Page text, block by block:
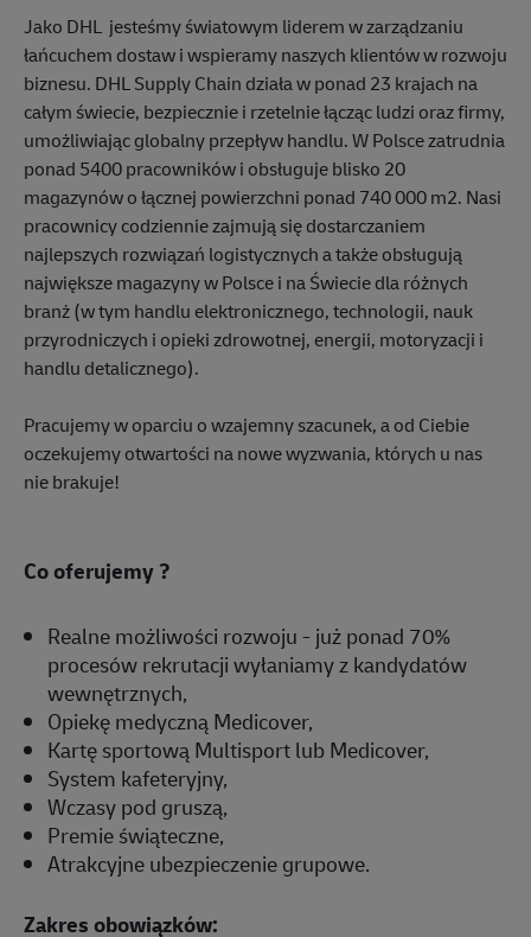
Jako DHL jesteśmy światowym liderem w zarządzaniu
łańcuchem dostaw i wspieramy naszych klientów w rozwoju
biznesu. DHL Supply Chain działa w ponad 23 krajach na
całym świecie, bezpiecznie i rzetelnie łącząc ludzi oraz firmy,
umożliwiając globalny przepływ handlu. W Polsce zatrudnia
ponad 5400 pracowników i obsługuje blisko 20
magazynów o łącznej powierzchni ponad 740 000 m2. Nasi
pracownicy codziennie zajmują się dostarczaniem
najlepszych rozwiązań logistycznych a także obsługują
największe magazyny w Polsce i na Świecie dla różnych
branż (w tym handlu elektronicznego, technologii, nauk
przyrodniczych i opieki zdrowotnej, energii, motoryzacji i
handlu detalicznego).
Pracujemy w oparciu o wzajemny szacunek, a od Ciebie
oczekujemy otwartości na nowe wyzwania, których u nas
nie brakuje!
Co oferujemy ?
Realne możliwości rozwoju - już ponad 70%
procesów rekrutacji wyłaniamy z kandydatów
wewnętrznych,
Opiekę medyczną Medicover,
Kartę sportową Multisport lub Medicover,
System kafeteryjny,
Wczasy pod gruszą,
Premie świąteczne,
Atrakcyjne ubezpieczenie grupowe.
Zakres obowiązków: